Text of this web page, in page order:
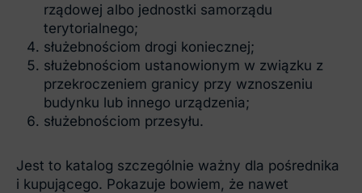
rządowej albo jednostki samorządu
terytorialnego;
służebnościom drogi koniecznej;
służebnościom ustanowionym w związku z
przekroczeniem granicy przy wznoszeniu
budynku lub innego urządzenia;
służebnościom przesyłu.
Jest to katalog szczególnie ważny dla pośrednika
i kupującego. Pokazuje bowiem, że nawet